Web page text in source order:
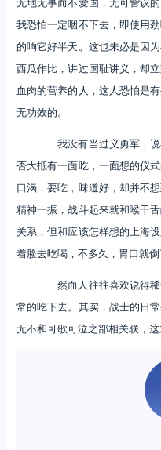
我恐怕一定咽不下去，即使用
的响它好半天。这也未必是因
西瓜作比，讲过国耻讲义，却
血肉的营养的人，这人恐怕是
无功效的。
我没有当过义勇军，说
否大抵有一面吃，一面想的仪
口渴，要吃，味道好，却并不
精神一振，战斗起来就和喉干
关系，但和应该怎样想的上海
着脸去吃喝，不多久，胃口就倒
然而人往往喜欢说得稀
常的吃下去。其实，战士的日
无不和可歌可泣之部相关联，这